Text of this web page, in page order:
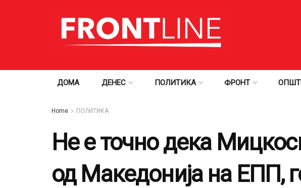
ДОМА ДЕНЕС ПОЛИТИКА ФРОНТ
Home ПОЛИТИКА
Не е точно дека
од Македонија на ЕПП,